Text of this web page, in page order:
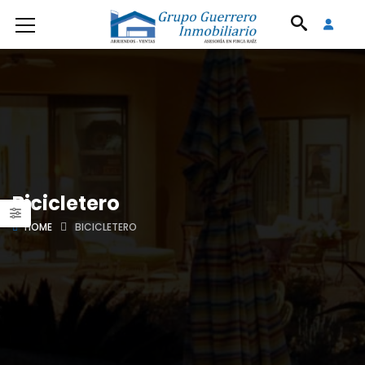
Bicicletero
HOME BICICLETERO